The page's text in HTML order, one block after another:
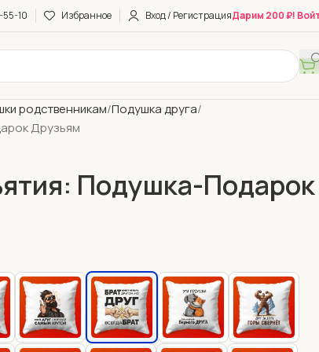
10 Избранное Вход / РегистрацияДарим 200 ₽!
родственникам Подушка друга
Друзьям
Подушка-Подарок